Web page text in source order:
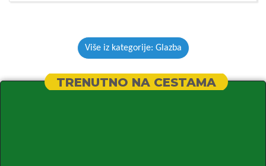
Više iz kategorije: Glazba
TRENUTNO NA CESTAMA